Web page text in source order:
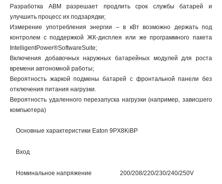
Разработка ABM разрешает продлить срок службы батарей и
улучшить процесс их подзарядки;
Измерение употребления энергии – в кВт возможно держать под
контролем с поддержкой ЖК-дисплея или же программного пакета
IntelligentPower®SoftwareSuite;
Включения добавочных наружных батарейных модулей для роста
времени автономной работы;
Вероятность жаркой подмены батарей с фронтальной панели без
отключения питания нагрузки.
Вероятность удаленного перезапуска нагрузки (например, зависшего
компьютера)
Основные характеристики Eaton 9PX8KiBP
Вход
Номинальное напряжение 200/208/220/230/240/250V